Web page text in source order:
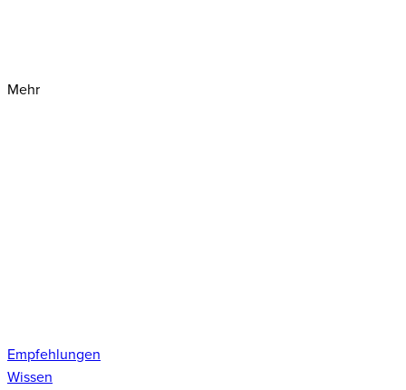
Mehr
Empfehlungen
Wissen